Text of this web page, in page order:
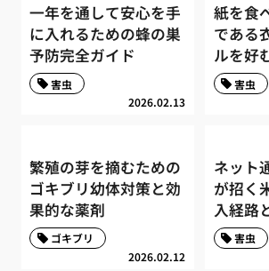
一年を通して安心を手
に入れるための蜂の巣
予防完全ガイド
2026.02.13
害虫
紙を食
である
ルを好
害虫
繁殖の芽を摘むための
ゴキブリ幼体対策と効
果的な薬剤
2026.02.12
ゴキブリ
ネット
が招く
入経路
害虫